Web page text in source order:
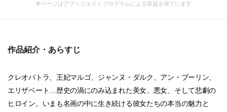
本ページはアフィリエイトプログラムによる収益を得ています
作品紹介・あらすじ
クレオパトラ、王妃マルゴ、ジャンヌ・ダルク、アン・ブーリン、
エリザベート…歴史の渦にのみ込まれた美女、悪女、そして悲劇の
ヒロイン。いまも名画の中に生き続ける彼女たちの本当の魅力と